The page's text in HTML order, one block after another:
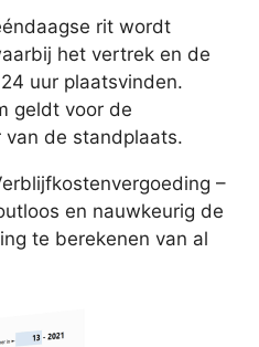
rit wordt
het vertrek en de
uur plaatsvinden.
geldt voor de
de standplaats.
–
en nauwkeurig de
te berekenen van al